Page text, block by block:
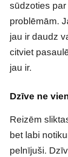
sūdzoties
problēmām.
jau ir daudz
citviet
jau ir.
Dzīve ne
Reizēm
bet labi
pelnījuši.